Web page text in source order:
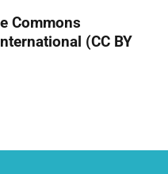
Commons
(CC BY